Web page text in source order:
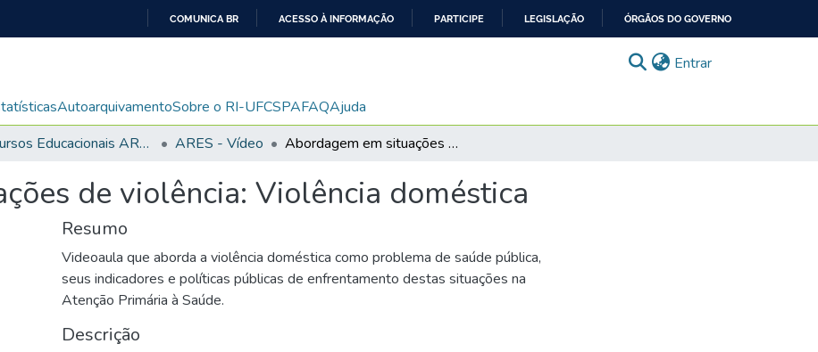
CONTEÚDO
COMUNICA BR ACESSO À INFORMAÇÃO PARTICIPE LEGISLAÇÃO ÓRGÃOS DO GOVERNO
Entrar(current)
AutoarquivamentoSobre o RI-UFCSPAFAQAjuda
Recursos Educacionais ARES/UNA-SUS ARES - Vídeo Abordagem em situações de violência: Violência doméstica
de violência: Violência doméstica
Resumo
Videoaula que aborda a violência doméstica como problema de saúde pública,
seus indicadores e políticas públicas de enfrentamento destas situações na
Atenção Primária à Saúde.
Descrição